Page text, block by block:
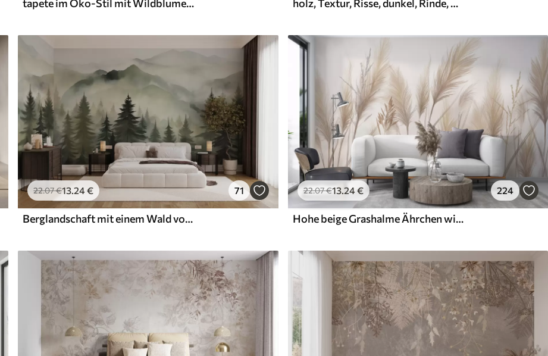
tapete im Öko-Stil mit Wildblumen und Pflanzen auf strukturiertem Hintergrund holz, Textur, Risse, dunkel, Rinde, Oberfläche
22.07€13.24€ 71
Berglandschaft mit einem Wald von Kiefern und geschichteten Berge während der Morgendämmerung mit leichten Nebel Aquarell Nachahmung Kunst
22.07€13.24€ 224
Hohe beige Grashalme Ährchen wiegen sich im Wind vor einem weichen, hellen Hintergrund